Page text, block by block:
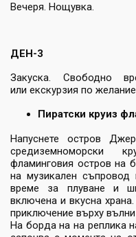
Вечеря. Нощувка.
ДЕН-3
Закуска. Свободно
или екскурзия по
Пиратски круиз
Напуснете остров
средиземноморски
фламинговия остров на
на музикален
време за плуване и
включена и вкусна
приключение върху
На борда на на реплика